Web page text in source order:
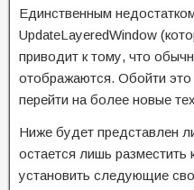
Единственным
UpdateLayeredWindow
приводит к тому, что
отображаются. Обойти это
перейти на более новые
Ниже будет представлен
остается лишь разместить
установить следующие